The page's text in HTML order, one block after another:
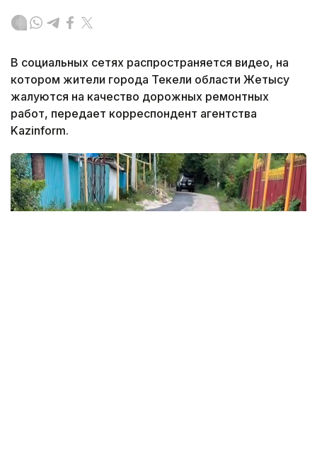
В социальных сетях распространяется видео, на
котором жители города Текели области Жетысу
жалуются на качество дорожных ремонтных
работ, передает корреспондент агентства
Kazinform.